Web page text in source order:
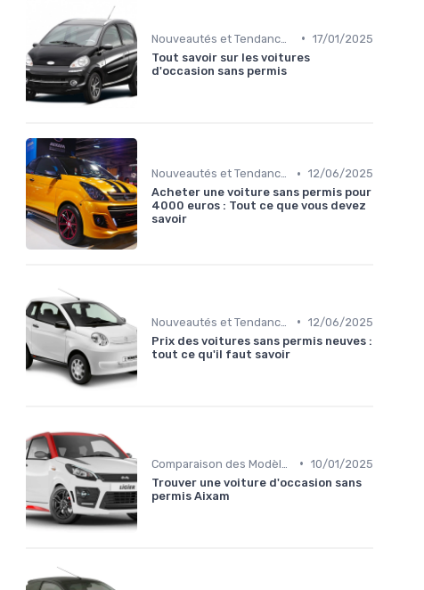
• 17/01/2025
Tout savoir sur les voitures
d'occasion sans permis
Nouveautés et Tendances • 12/06/2025
Acheter une voiture sans permis pour
4000 euros : Tout ce que vous devez
savoir
• 12/06/2025
Prix des voitures sans permis neuves :
tout ce qu'il faut savoir
• 10/01/2025
Trouver une voiture d'occasion sans
permis Aixam